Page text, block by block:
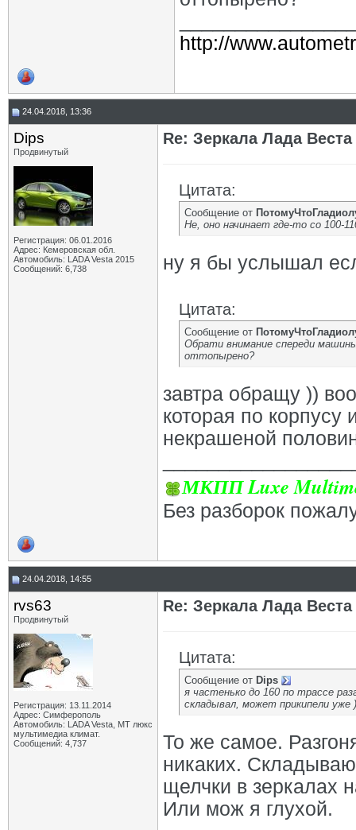
http://
24.04.2018, 13:36
Dips
Продвинутый
Регистрация: 06.01.2016
Адрес: Кемеровская обл.
Автомобиль: LADA Vesta 2015
Сообщений: 6,738
Re: Зеркала Лада Веста
Цитата:
Сообщение от
Не, оно начинает где-то со 100-
ну я бы услышал
Цитата:
Сообщение от
Обрати внимание спереди
оттопырено?
завтра обращу ))
которая по корпусу
некрашеной
МКПП Luxe
Без разборок
24.04.2018, 14:55
rvs63
Продвинутый
Регистрация: 13.11.2014
Адрес: Симферополь
Автомобиль: LADA Vesta, МТ люкс
мультимедиа климат.
Сообщений: 4,737
Re: Зеркала Лада Веста
Цитата:
Сообщение от Dips
я частенько до 160 по трассе
складывал, может прикипели уже
То же самое.
никаких.
щелчки в зеркалах
Или мож я глухой.